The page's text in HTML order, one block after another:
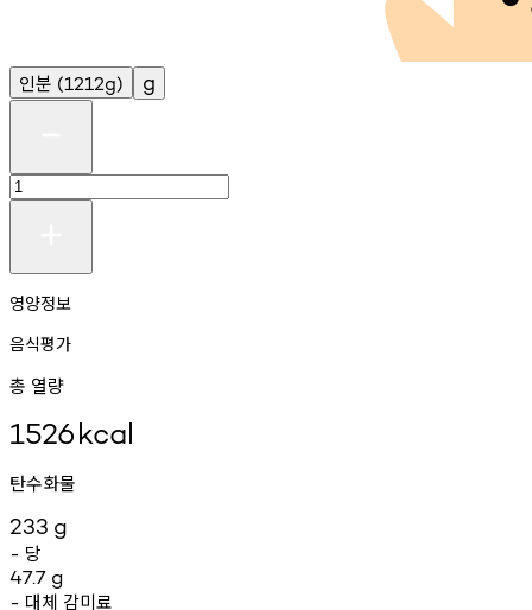
인분 (1212g) g
영양정보
음식평가
총 열량
1526kcal
탄수화물
233 g
- 당
47.7 g
- 대체 감미료